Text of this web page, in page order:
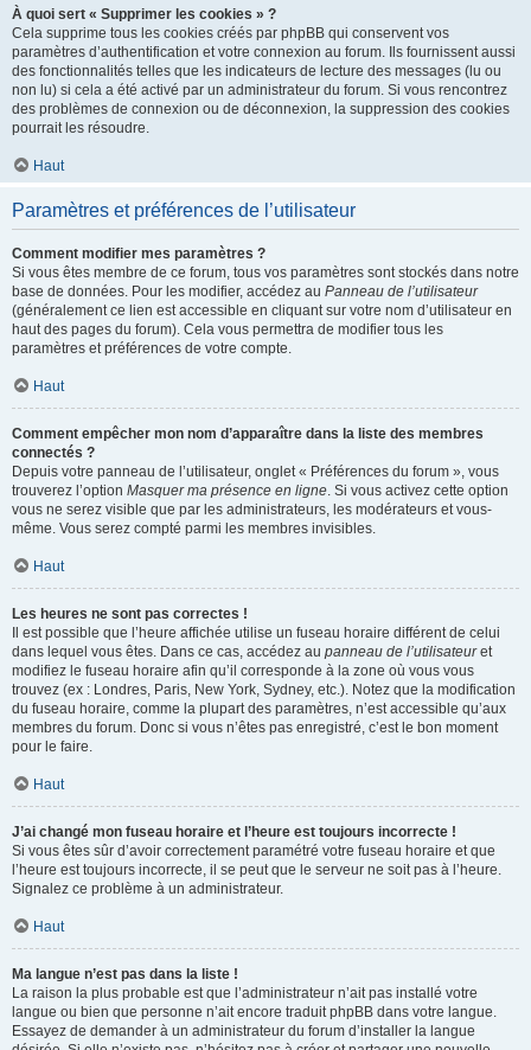
À quoi sert « Supprimer les cookies » ?
Cela supprime tous les cookies créés par phpBB qui conservent vos
paramètres d’authentification et votre connexion au forum. Ils fournissent aussi
des fonctionnalités telles que les indicateurs de lecture des messages (lu ou
non lu) si cela a été activé par un administrateur du forum. Si vous rencontrez
des problèmes de connexion ou de déconnexion, la suppression des cookies
pourrait les résoudre.
Haut
Paramètres et préférences de l’utilisateur
Comment modifier mes paramètres ?
Si vous êtes membre de ce forum, tous vos paramètres sont stockés dans notre
base de données. Pour les modifier, accédez au Panneau de l’utilisateur
(généralement ce lien est accessible en cliquant sur votre nom d’utilisateur en
haut des pages du forum). Cela vous permettra de modifier tous les
paramètres et préférences de votre compte.
Haut
Comment empêcher mon nom d’apparaître dans la liste des membres
connectés ?
Depuis votre panneau de l’utilisateur, onglet « Préférences du forum », vous
trouverez l’option Masquer ma présence en ligne. Si vous activez cette option
vous ne serez visible que par les administrateurs, les modérateurs et vous-
même. Vous serez compté parmi les membres invisibles.
Haut
Les heures ne sont pas correctes !
Il est possible que l’heure affichée utilise un fuseau horaire différent de celui
dans lequel vous êtes. Dans ce cas, accédez au panneau de l’utilisateuret
modifiez le fuseau horaire afin qu’il corresponde à la zone où vous vous
trouvez (ex : Londres, Paris, New York, Sydney, etc.). Notez que la modification
du fuseau horaire, comme la plupart des paramètres, n’est accessible qu’aux
membres du forum. Donc si vous n’êtes pas enregistré, c’est le bon moment
pour le faire.
Haut
J’ai changé mon fuseau horaire et l’heure est toujours incorrecte !
Si vous êtes sûr d’avoir correctement paramétré votre fuseau horaire et que
l’heure est toujours incorrecte, il se peut que le serveur ne soit pas à l’heure.
Signalez ce problème à un administrateur.
Haut
Ma langue n’est pas dans la liste !
La raison la plus probable est que l’administrateur n’ait pas installé votre
langue ou bien que personne n’ait encore traduit phpBB dans votre langue.
Essayez de demander à un administrateur du forum d’installer la langue